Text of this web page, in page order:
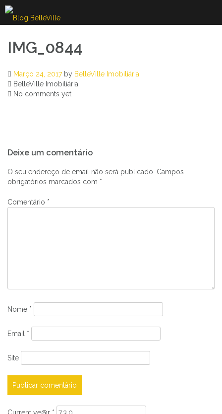
Skip
to
content
IMG_0844
Março 24, 2017by BelleVille Imobiliária
BelleVille Imobiliária
No comments yet
de
artigos
Deixe um comentário
O seu endereço de email não será publicado. Campos
obrigatórios marcados com *
Comentário *
Nome *
Email *
Site
Current ye@r *